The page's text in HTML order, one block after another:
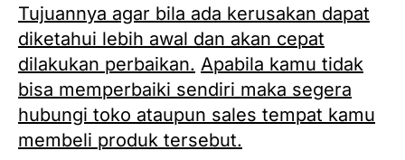
Tujuannya agar bila ada kerusakan dapat
diketahui lebih awal dan akan cepat
dilakukan perbaikan. Apabila kamu tidak
bisa memperbaiki sendiri maka segera
hubungi toko ataupun sales tempat kamu
membeli produk tersebut.